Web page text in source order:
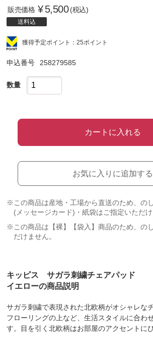
販売価格 ¥5,500 (税込)
送料込
獲得予定ポイント：25ポイント
申込番号 258279585
数量
カートに入れる
お気に入りに追加する
※この商品は産地・工場から直送のため、の
(メッセージカード)・紙袋はご指定いただけ
※この商品は【裸】【袋入】商品のため、の
だけません。
キッピス サガラ刺繍チェアパッド
イエローの商品説明
サガラ刺繍で表現された北欧柄がオシャレな
フローリングの上など、生活スタイルに合わ
す。目を引く北欧柄はお部屋のアクセントに